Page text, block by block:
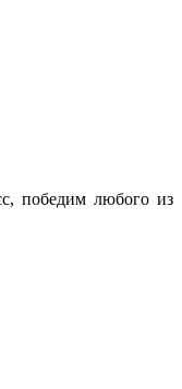
победим любого из